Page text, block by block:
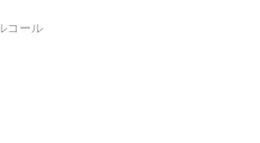
コール